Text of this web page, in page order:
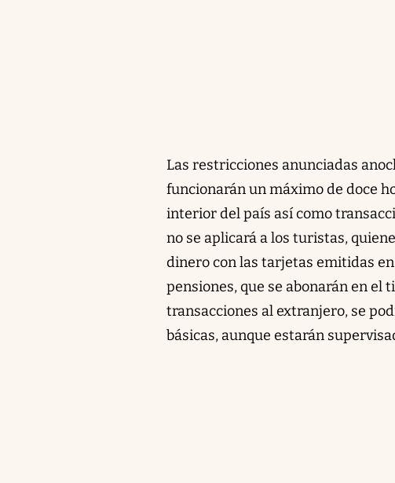
Las restricciones anunciadas
funcionarán un máximo de doce
interior del país así como
no se aplicará a los turistas,
dinero con las tarjetas emitidas
pensiones, que se abonarán en el
transacciones al extranjero, se
básicas, aunque estarán